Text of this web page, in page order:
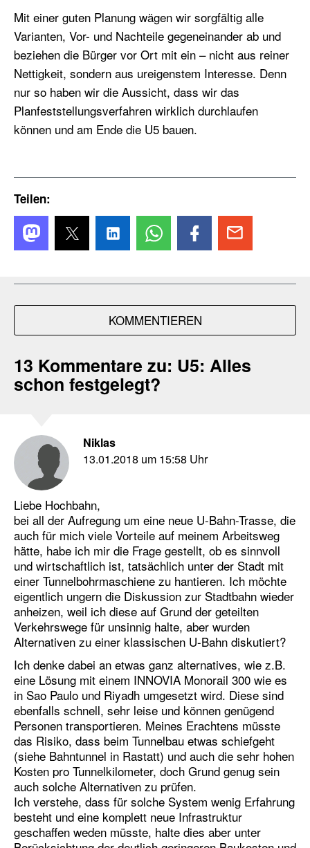
Mit einer guten Planung wägen wir sorgfältig alle
Varianten, Vor- und Nachteile gegeneinander ab und
beziehen die Bürger vor Ort mit ein – nicht aus reiner
Nettigkeit, sondern aus ureigenstem Interesse. Denn
nur so haben wir die Aussicht, dass wir das
Planfeststellungsverfahren wirklich durchlaufen
können und am Ende die U5 bauen.
Teilen:
KOMMENTIEREN
13 Kommentare zu: U5: Alles
schon festgelegt?
Niklas
13.01.2018 um 15:58 Uhr
Liebe Hochbahn,
bei all der Aufregung um eine neue U-Bahn-Trasse, die
auch für mich viele Vorteile auf meinem Arbeitsweg
hätte, habe ich mir die Frage gestellt, ob es sinnvoll
und wirtschaftlich ist, tatsächlich unter der Stadt mit
einer Tunnelbohrmaschiene zu hantieren. Ich möchte
eigentlich ungern die Diskussion zur Stadtbahn wieder
anheizen, weil ich diese auf Grund der geteilten
Verkehrswege für unsinnig halte, aber wurden
Alternativen zu einer klassischen U-Bahn diskutiert?
Ich denke dabei an etwas ganz alternatives, wie z.B.
eine Lösung mit einem INNOVIA Monorail 300 wie es
in Sao Paulo und Riyadh umgesetzt wird. Diese sind
ebenfalls schnell, sehr leise und können genügend
Personen transportieren. Meines Erachtens müsste
das Risiko, dass beim Tunnelbau etwas schiefgeht
(siehe Bahntunnel in Rastatt) und auch die sehr hohen
Kosten pro Tunnelkilometer, doch Grund genug sein
auch solche Alternativen zu prüfen.
Ich verstehe, dass für solche System wenig Erfahrung
besteht und eine komplett neue Infrastruktur
geschaffen weden müsste, halte dies aber unter